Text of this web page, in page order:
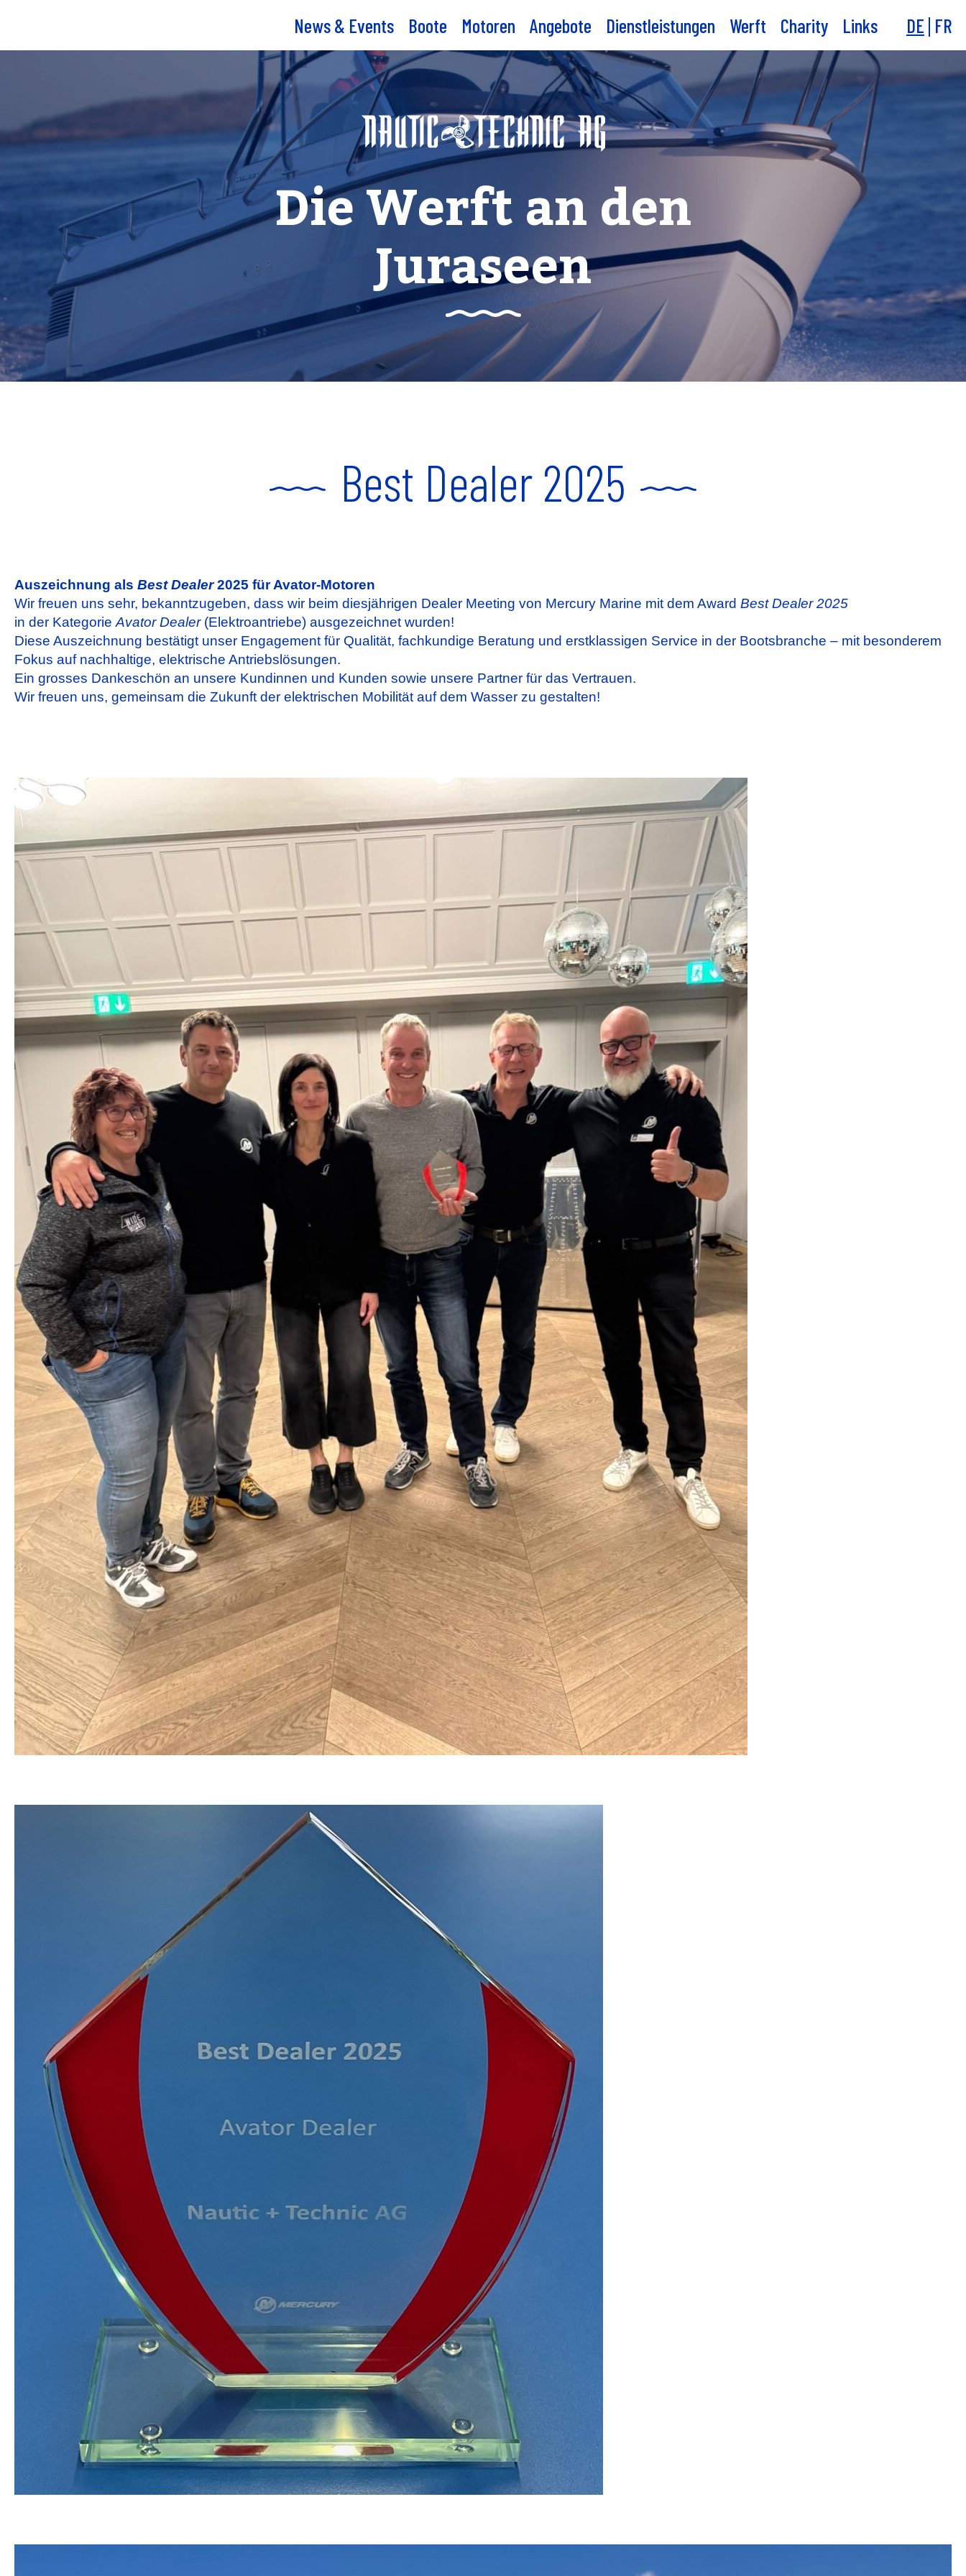
News & Events Boote Motoren Angebote Dienstleistungen Werft Charity Links DE FR
Die Werft an den
Juraseen
Best Dealer 2025
Auszeichnung als Best Dealer2025 für Avator-Motoren
Wir freuen uns sehr, bekanntzugeben, dass wir beim diesjährigen Dealer Meeting von Mercury Marine mit dem Award Best Dealer 2025
in der Kategorie Avator Dealer(Elektroantriebe) ausgezeichnet wurden!
Diese Auszeichnung bestätigt unser Engagement für Qualität, fachkundige Beratung und erstklassigen Service in der Bootsbranche – mit besonderem
Fokus auf nachhaltige, elektrische Antriebslösungen.
Ein grosses Dankeschön an unsere Kundinnen und Kunden sowie unsere Partner für das Vertrauen.
Wir freuen uns, gemeinsam die Zukunft der elektrischen Mobilität auf dem Wasser zu gestalten!